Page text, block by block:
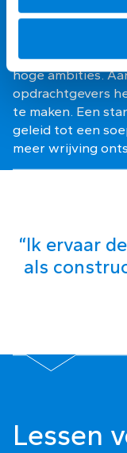
brengt andere
opdrachtgever
Zeker wanneer
hoge ambities.
opdrachtgevers
te maken. Een
geleid tot een
meer wrijving
“Ik ervaar
als
Lessen